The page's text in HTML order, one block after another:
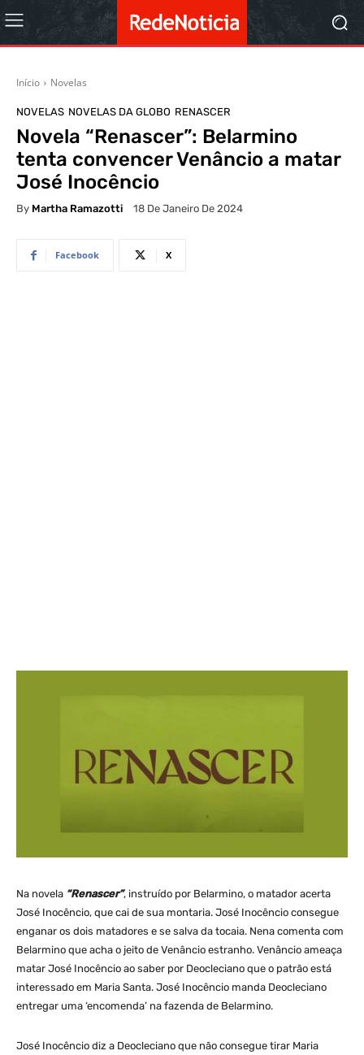
Início Novelas
NOVELAS NOVELAS DA GLOBO RENASCER
Novela “Renascer”: Belarmino
tenta convencer Venâncio a matar
José Inocêncio
By Martha Ramazotti 18 De Janeiro De 2024
Facebook X
Na novela “Renascer”, instruído por Belarmino, o matador acerta
José Inocêncio, que cai de sua montaria. José Inocêncio consegue
enganar os dois matadores e se salva da tocaia. Nena comenta com
Belarmino que acha o jeito de Venâncio estranho. Venâncio ameaça
matar José Inocêncio ao saber por Deocleciano que o patrão está
interessado em Maria Santa. José Inocêncio manda Deocleciano
entregar uma ‘encomenda’ na fazenda de Belarmino.
José Inocêncio diz a Deocleciano que não consegue tirar Maria